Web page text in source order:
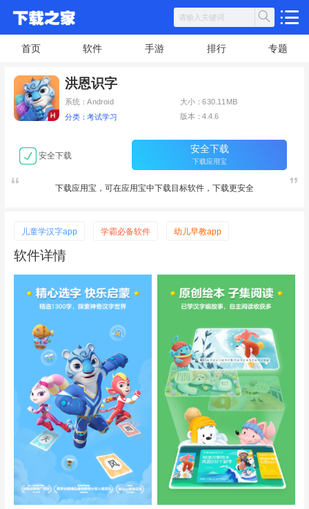
首页 软件 手游 排行 专题
洪恩识字
系统：Android 大小：630.11MB
分类：考试学习 版本：4.4.6
安全下载
安全下载
下载应用宝
下载应用宝，可在应用宝中下载目标软件，下载更安全
儿童学汉字app 学霸必备软件 幼儿早教app
软件详情